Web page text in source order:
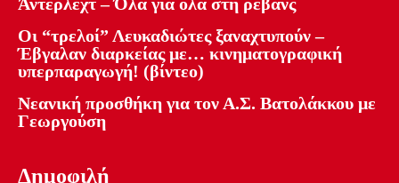
Οι “τρελοί” Λευκαδιώτες ξαναχτυπούν –
Έβγαλαν διαρκείας με… κινηματογραφική
υπερπαραγωγή! (βίντεο)
Νεανική προσθήκη για τον Α.Σ. Βατολάκκου με
Γεωργούση
Δημοφιλή